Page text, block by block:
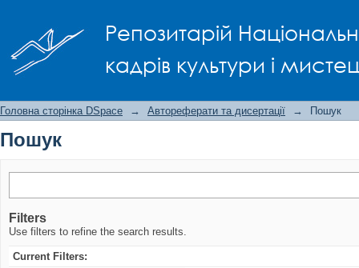
Репозитарій
кадрів культури і
Головна сторінка DSpace → Автореферати та дисертації → Пошук
Пошук
Filters
Use filters to refine the search results.
Current Filters: